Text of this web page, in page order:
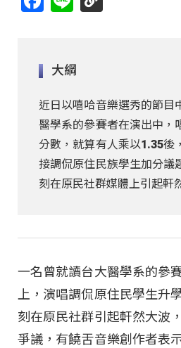
大綱
近日以嘻哈音樂選秀的節目
醫學系的參賽者在演出中，
分數，就算有人乘以1.35後
接調侃原住民族學生加分議
刻在原民社群媒體上引起軒
一名曾就讀台大醫學系的參
上，演唱調侃原住民學生升
刻在原民社群引起軒然大波
爭議，有饒舌音樂創作者表